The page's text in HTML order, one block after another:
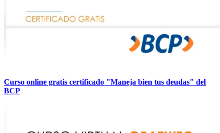
Curso online gratis certificado "Maneja bien tus deudas" del
BCP